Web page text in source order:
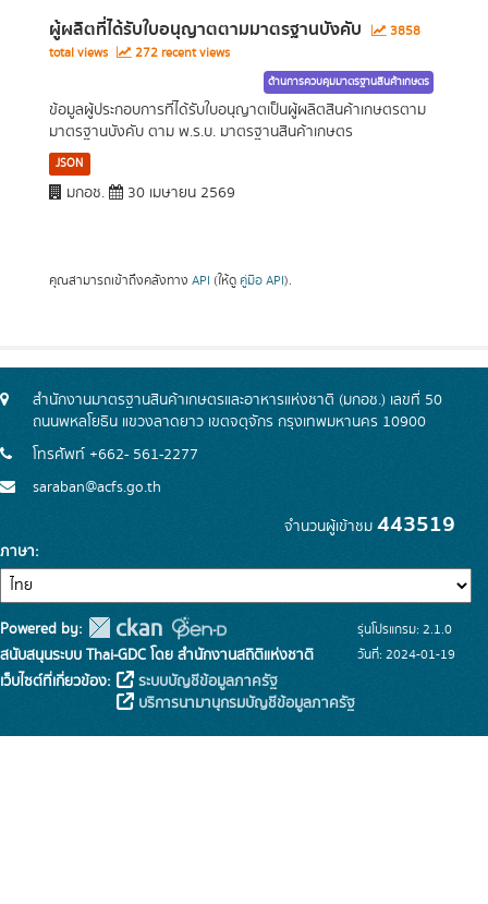
ผู้ผลิตที่ได้รับใบอนุญาตตามมาตรฐานบังคับ
3858
total views
272 recent views
ด้านการควบคุมมาตรฐานสินค้าเกษตร
ข้อมูลผู้ประกอบการที่ได้รับใบอนุญาตเป็นผู้ผลิตสินค้าเกษตรตาม
มาตรฐานบังคับ ตาม พ.ร.บ. มาตรฐานสินค้าเกษตร
JSON
มกอช. 30 เมษายน 2569
คุณสามารถเข้าถึงคลังทาง API (ให้ดู คู่มือ API).
สำนักงานมาตรฐานสินค้าเกษตรและอาหารแห่งชาติ (มกอช.) เลขที่ 50
ถนนพหลโยธิน แขวงลาดยาว เขตจตุจักร กรุงเทพมหานคร 10900
โทรศัพท์ +662- 561-2277
saraban@acfs.go.th
จำนวนผู้เข้าชม 443519
ภาษา
Powered by:
สนับสนุนระบบ Thai-GDC โดย สำนักงานสถิติแห่งชาติ
เว็บไซต์ที่เกี่ยวข้อง:
ระบบบัญชีข้อมูลภาครัฐ
บริการนามานุกรมบัญชีข้อมูลภาครัฐ
รุ่นโปรแกรม: 2.1.0
วันที่: 2024-01-19